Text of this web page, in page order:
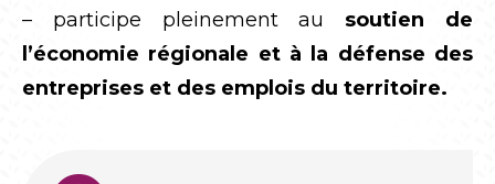
– participe pleinement au soutien de
l’économie régionale et à la défense des
entreprises et des emplois du territoire.